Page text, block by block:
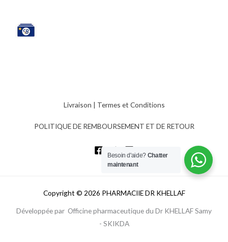
Livraison | Termes et Conditions
POLITIQUE DE REMBOURSEMENT ET DE RETOUR
Copyright © 2026 PHARMACIIE DR KHELLAF
Développée par Officine pharmaceutique du Dr KHELLAF Samy
- SKIKDA
Besoin d'aide? Chatter
maintenant